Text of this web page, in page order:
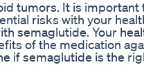
tumors. It is important
risks with your
semaglutide. Your
of the medication
if semaglutide is the